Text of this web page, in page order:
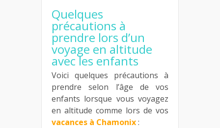
Quelques
précautions à
prendre lors d’un
voyage en altitude
avec les enfants
Voici quelques précautions à
prendre selon l’âge de vos
enfants lorsque vous voyagez
en altitude comme lors de vos
vacances à Chamonix: